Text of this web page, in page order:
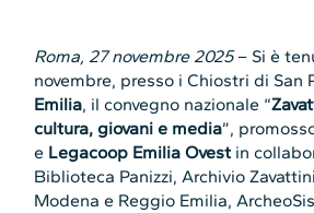
Roma, 27 novembre 2025– Si è
novembre, presso i Chiostri di San
Emilia, il convegno nazionale “
cultura, giovani e media”,
e Legacoop Emilia Ovest in
Biblioteca Panizzi, Archivio
Modena e Reggio Emilia,